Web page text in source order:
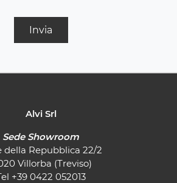
Invia
Alvi Srl
Sede Showroom
della Repubblica 22/2
Villorba (Treviso)
+39 0422 052013